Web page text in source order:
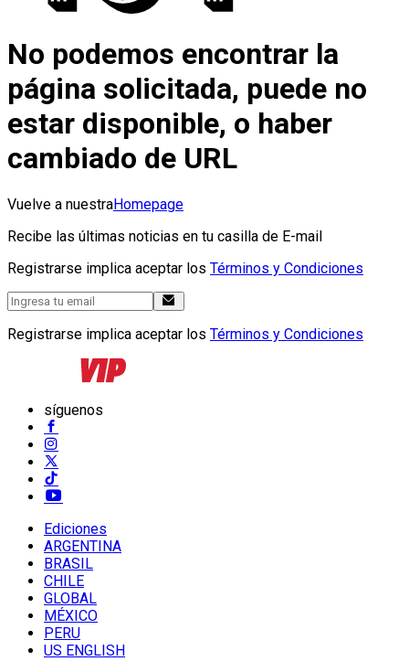
No podemos encontrar la
página solicitada, puede no
estar disponible, o haber
cambiado de URL
Vuelve a nuestraHomepage
Recibe las últimas noticias en tu casilla de E-mail
Registrarse implica aceptar los Términos y Condiciones
Registrarse implica aceptar los Términos y Condiciones
síguenos
Ediciones
ARGENTINA
BRASIL
CHILE
GLOBAL
MÉXICO
PERU
US ENGLISH